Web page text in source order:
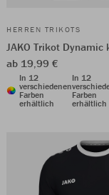
HERREN TRIKOTS
JAKO Trikot Dynamic
ab 19,99 €
In 12
verschiedenen
Farben
erhältlich
In 12
Farben
erhältlich